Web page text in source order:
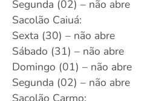
Segunda (02) – não abre
Sacolão Caiuá:
Sexta (30) – não abre
Sábado (31) – não abre
Domingo (01) – não abre
Segunda (02) – não abre
Sacolão Carmo: